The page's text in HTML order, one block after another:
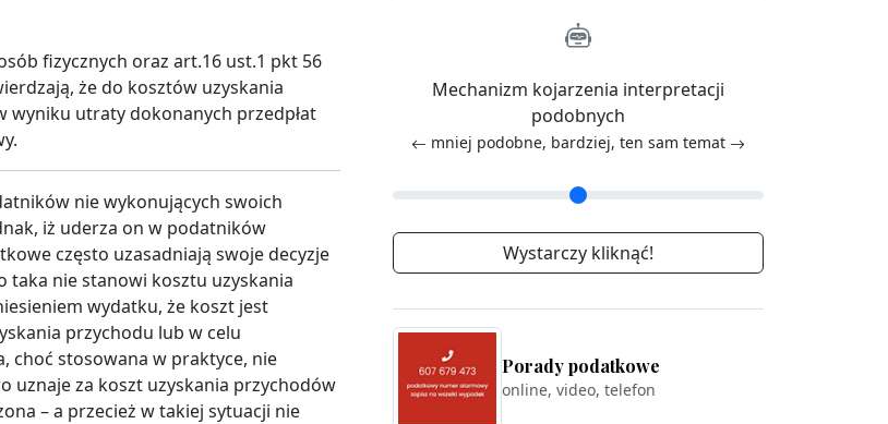
fizycznych oraz art.16 ust.1 pkt 56
że do kosztów uzyskania
wyniku utraty dokonanych przedpłat
nie wykonujących swoich
iż uderza on w podatników
często uzasadniają swoje decyzje
taka nie stanowi kosztu uzyskania
wydatku, że koszt jest
przychodu lub w celu
choć stosowana w praktyce, nie
uznaje za koszt uzyskania przychodów
– a przecież w takiej sytuacji nie
Mechanizm kojarzenia interpretacji
podobnych
mniej podobne, bardziej, ten sam temat
Porady podatkowe
online, video, telefon